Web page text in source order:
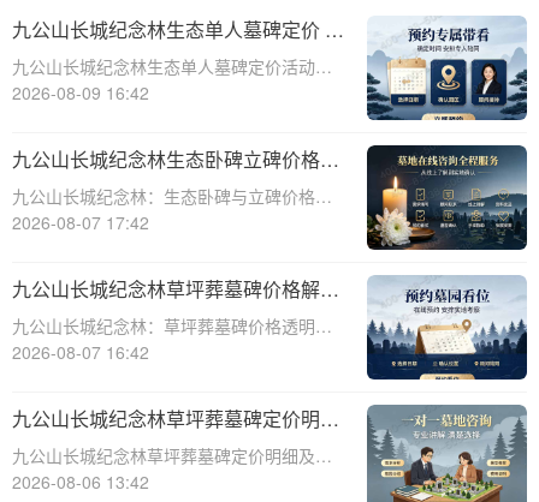
九公山长城纪念林生态单人墓碑定价 活
动直降数千福利丰厚详解
九公山长城纪念林生态单人墓碑定价活动直
降数千，福利丰厚，为有需要的人们提供了
详细介绍这一活动，帮助您更好地了解和选
择适合自己的墓碑。九公山长城纪念林作为
国内知名的
2026-08-09 16:42
九公山长城纪念林生态卧碑立碑价格表
详解及活动期赠安葬配套福利解析
九公山长城纪念林：生态卧碑与立碑价格及
活动期赠送配套服务全解析☎ 九公山陵园电
地，九公山长城纪念林凭借其得天独厚的地
理位置和优越的自然环境，成为众
2026-08-07 17:42
九公山长城纪念林草坪葬墓碑价格解析
及赠予绿植养护服务详解
九公山长城纪念林：草坪葬墓碑价格透明，
赠送绿植养护服务☎ 九公山陵园电话:400-
纪念林地之一，致力于为逝者提供环保、庄
重的安葬选择。草坪葬墓碑作为一种
2026-08-07 16:42
九公山长城纪念林草坪葬墓碑定价明细
活动赠绿植养护服务详解
九公山长城纪念林草坪葬墓碑定价明细及活
动赠绿植养护服务详解☎ 九公山陵园电
2026-08-06 13:42